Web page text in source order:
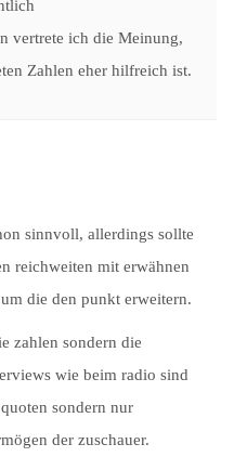
vertrete ich die Meinung,
Zahlen eher hilfreich ist.
sinnvoll, allerdings sollte
reichweiten mit erwähnen
die den punkt erweitern.
zahlen sondern die
wie beim radio sind
sondern nur
der zuschauer.